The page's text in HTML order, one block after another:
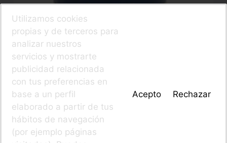
Utilizamos cookies
propias y de terceros para
analizar nuestros
servicios y mostrarte
publicidad relacionada
con tus preferencias en
base a un perfil
elaborado a partir de tus
hábitos de navegación
(por ejemplo páginas
Acepto Rechazar